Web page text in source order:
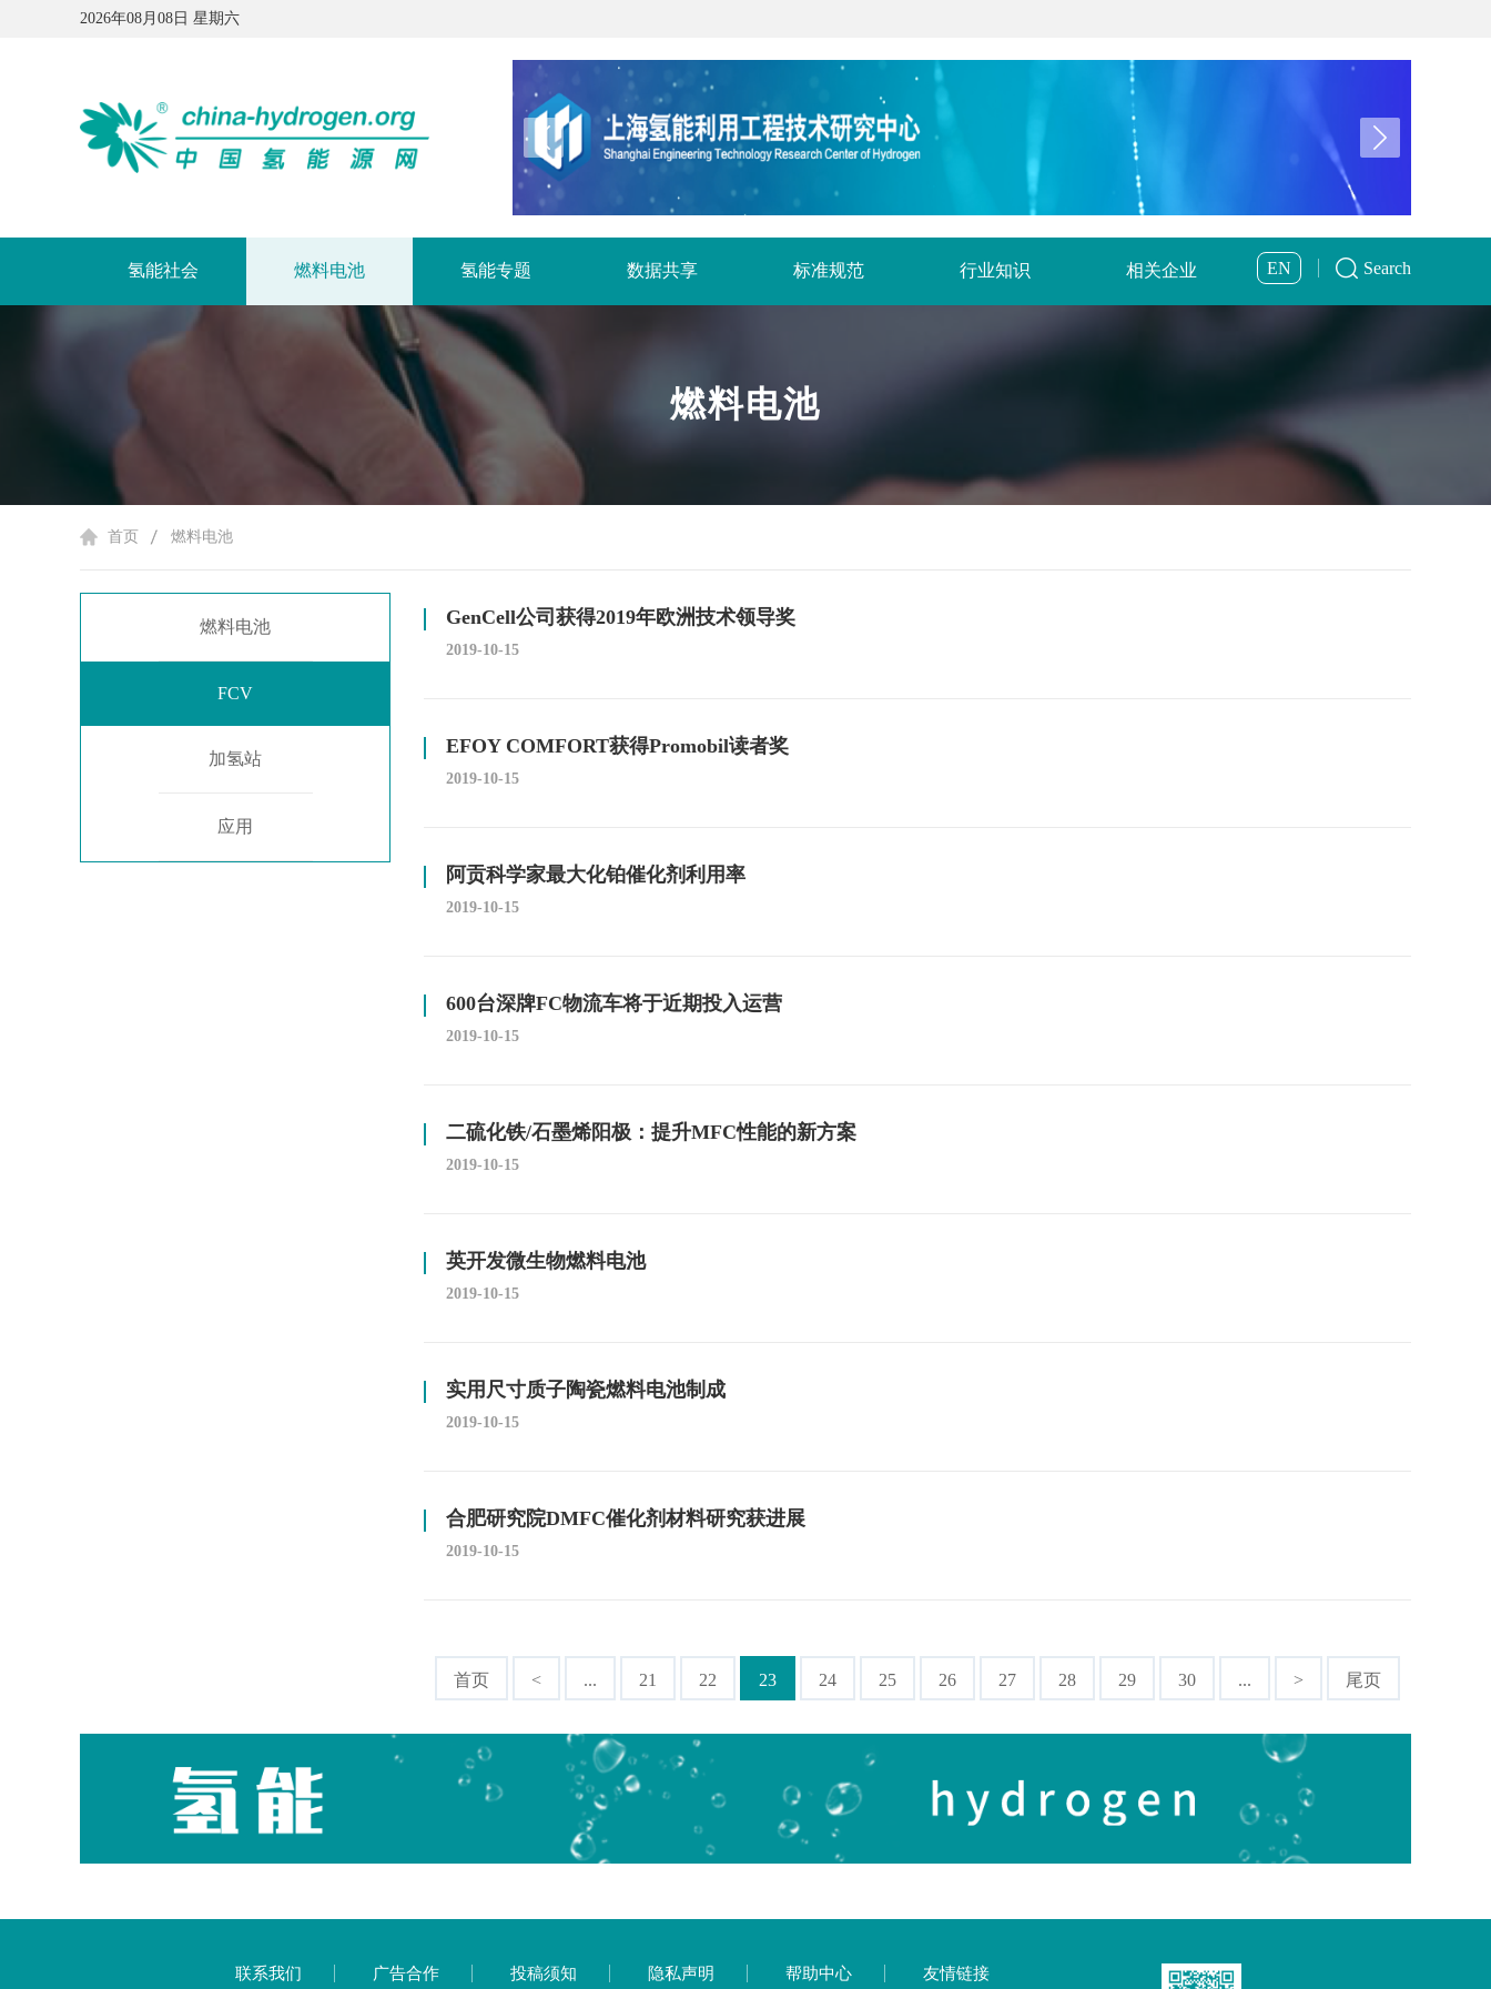
2026年08月08日 星期六
氢能社会 燃料电池 氢能专题 数据共享 标准规范 行业知识 相关企业 EN Search
燃料电池
首页 燃料电池
燃料电池
FCV
加氢站
应用
GenCell公司获得2019年欧洲技术领导奖
2019-10-15
EFOY COMFORT获得Promobil读者奖
2019-10-15
阿贡科学家最大化铂催化剂利用率
2019-10-15
600台深牌FC物流车将于近期投入运营
2019-10-15
二硫化铁/石墨烯阳极：提升MFC性能的新方案
2019-10-15
英开发微生物燃料电池
2019-10-15
实用尺寸质子陶瓷燃料电池制成
2019-10-15
合肥研究院DMFC催化剂材料研究获进展
2019-10-15
首页 < ... 21 22 23 24 25 26 27 28 29 30 ... > 尾页
联系我们 广告合作 投稿须知 隐私声明 帮助中心 友情链接